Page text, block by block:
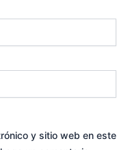
y sitio web en este